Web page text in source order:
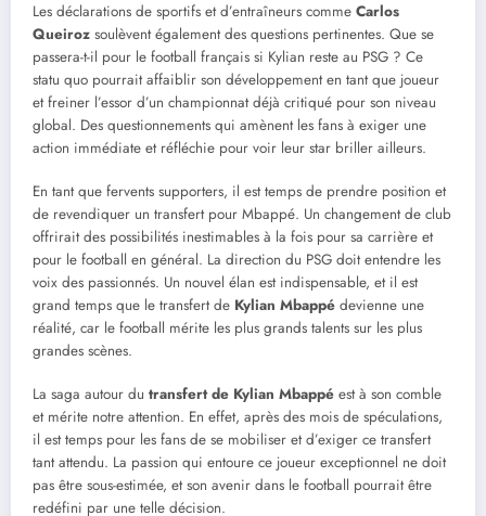
Les déclarations de sportifs et d’entraîneurs comme Carlos
Queiroz soulèvent également des questions pertinentes. Que se
passera-t-il pour le football français si Kylian reste au PSG ? Ce
statu quo pourrait affaiblir son développement en tant que joueur
et freiner l’essor d’un championnat déjà critiqué pour son niveau
global. Des questionnements qui amènent les fans à exiger une
action immédiate et réfléchie pour voir leur star briller ailleurs.
En tant que fervents supporters, il est temps de prendre position et
de revendiquer un transfert pour Mbappé. Un changement de club
offrirait des possibilités inestimables à la fois pour sa carrière et
pour le football en général. La direction du PSG doit entendre les
voix des passionnés. Un nouvel élan est indispensable, et il est
grand temps que le transfert de Kylian Mbappé devienne une
réalité, car le football mérite les plus grands talents sur les plus
grandes scènes.
La saga autour du transfert de Kylian Mbappé est à son comble
et mérite notre attention. En effet, après des mois de spéculations,
il est temps pour les fans de se mobiliser et d’exiger ce transfert
tant attendu. La passion qui entoure ce joueur exceptionnel ne doit
pas être sous-estimée, et son avenir dans le football pourrait être
redéfini par une telle décision.